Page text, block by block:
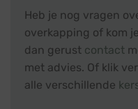
Heb je nog vragen
overkapping of kom
dan gerust contact
met advies. Of klik
alle verschillende